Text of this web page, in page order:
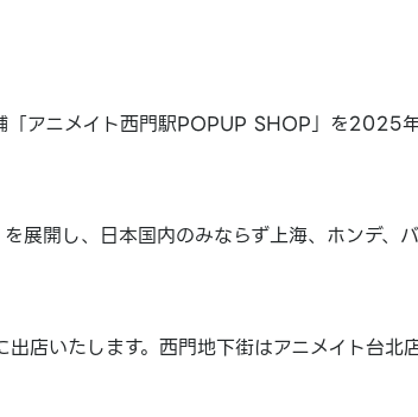
「アニメイト西門駅POPUP SHOP」を2025
展開し、日本国内のみならず上海、ホンデ、バ
出店いたします。西門地下街はアニメイト台北